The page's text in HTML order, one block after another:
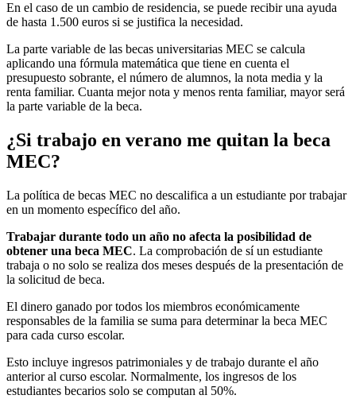
En el caso de un cambio de residencia, se puede recibir una ayuda
de hasta 1.500 euros si se justifica la necesidad.
La parte variable de las becas universitarias MEC se calcula
aplicando una fórmula matemática que tiene en cuenta el
presupuesto sobrante, el número de alumnos, la nota media y la
renta familiar. Cuanta mejor nota y menos renta familiar, mayor será
la parte variable de la beca.
¿Si trabajo en verano me quitan la beca
MEC?
La política de becas MEC no descalifica a un estudiante por trabajar
en un momento específico del año.
Trabajar durante todo un año no afecta la posibilidad de
obtener una beca MEC. La comprobación de sí un estudiante
trabaja o no solo se realiza dos meses después de la presentación de
la solicitud de beca.
El dinero ganado por todos los miembros económicamente
responsables de la familia se suma para determinar la beca MEC
para cada curso escolar.
Esto incluye ingresos patrimoniales y de trabajo durante el año
anterior al curso escolar. Normalmente, los ingresos de los
estudiantes becarios solo se computan al 50%.